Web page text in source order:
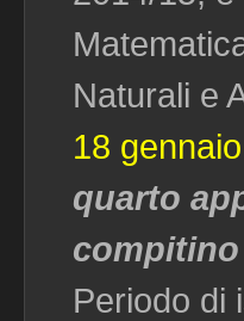
Naturali e
18
quarto
compitino
Periodo di